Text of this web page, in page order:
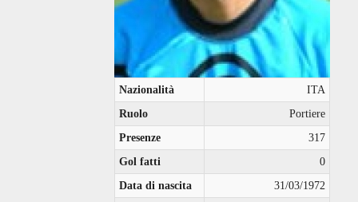
Nazionalità
ITA
Ruolo
Portiere
Presenze
317
Gol fatti
0
Data di nascita
31/03/1972